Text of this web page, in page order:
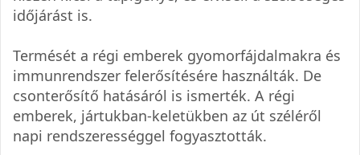
időjárást is.
Termését a régi emberek gyomorfájdalmakra és
immunrendszer felerősítésére használták. De
csonterősítő hatásáról is ismerték. A régi
emberek, jártukban-keletükben az út széléről
napi rendszerességgel fogyasztották.